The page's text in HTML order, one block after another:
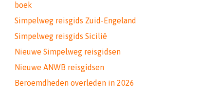
boek
Simpelweg reisgids Zuid-Engeland
Simpelweg reisgids Sicilië
Nieuwe Simpelweg reisgidsen
Nieuwe ANWB reisgidsen
Beroemdheden overleden in 2026